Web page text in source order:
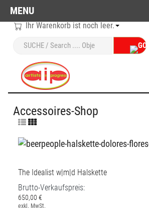
Ihr Warenkorb ist noch leer.
Sprache auswählen
Accessoires-Shop
The Idealist w|m|d Halskette
Brutto-Verkaufspreis:
650,00 €
exkl. MwSt.
MENU